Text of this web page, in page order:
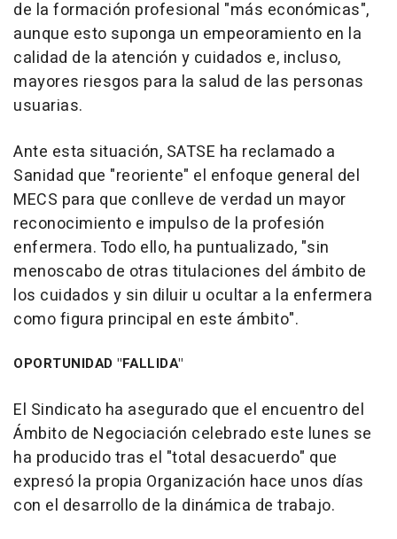
de la formación profesional "más económicas",
aunque esto suponga un empeoramiento en la
calidad de la atención y cuidados e, incluso,
mayores riesgos para la salud de las personas
usuarias.
Ante esta situación, SATSE ha reclamado a
Sanidad que "reoriente" el enfoque general del
MECS para que conlleve de verdad un mayor
reconocimiento e impulso de la profesión
enfermera. Todo ello, ha puntualizado, "sin
menoscabo de otras titulaciones del ámbito de
los cuidados y sin diluir u ocultar a la enfermera
como figura principal en este ámbito".
OPORTUNIDAD "FALLIDA"
El Sindicato ha asegurado que el encuentro del
Ámbito de Negociación celebrado este lunes se
ha producido tras el "total desacuerdo" que
expresó la propia Organización hace unos días
con el desarrollo de la dinámica de trabajo.